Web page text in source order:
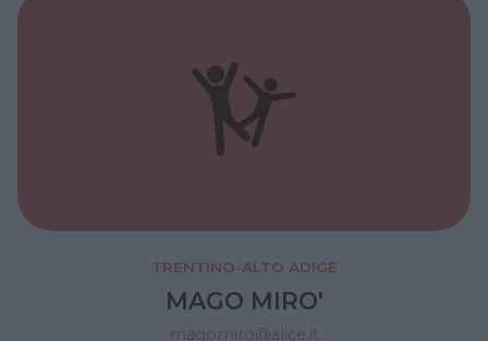
TRENTINO-ALTO ADIGE
MAGO MIRO'
magomiro@alice.it